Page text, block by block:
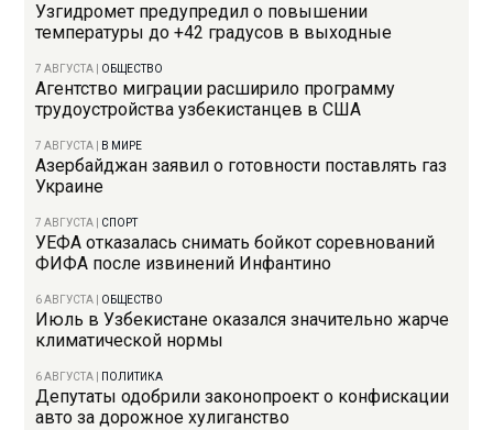
Узгидромет предупредил о повышении
температуры до +42 градусов в выходные
7 АВГУСТА ОБЩЕСТВО
Агентство миграции расширило программу
трудоустройства узбекистанцев в США
7 АВГУСТА В МИРЕ
Азербайджан заявил о готовности поставлять газ
Украине
7 АВГУСТА СПОРТ
УЕФА отказалась снимать бойкот соревнований
ФИФА после извинений Инфантино
6 АВГУСТА ОБЩЕСТВО
Июль в Узбекистане оказался значительно жарче
климатической нормы
6 АВГУСТА ПОЛИТИКА
Депутаты одобрили законопроект о конфискации
авто за дорожное хулиганство